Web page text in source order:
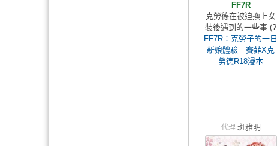
FF7R
克勞德在被迫換上女
裝後遇到的一些事 (?
FF7R：克勞子的一日
新娘體驗－賽菲X克
勞德R18漫本
代理 斑雅明